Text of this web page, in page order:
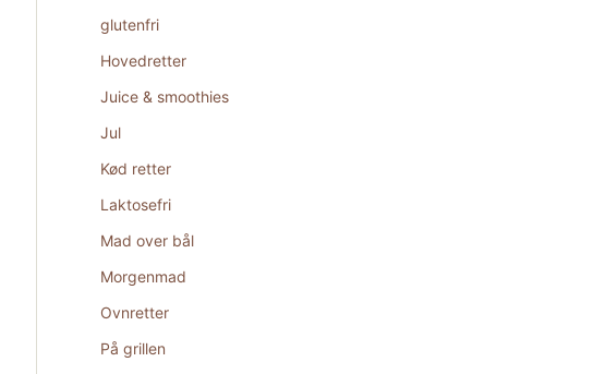
glutenfri
Hovedretter
Juice & smoothies
Jul
Kød retter
Laktosefri
Mad over bål
Morgenmad
Ovnretter
På grillen